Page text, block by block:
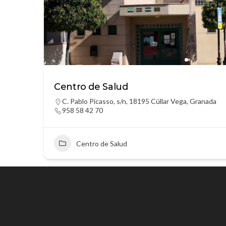
Centro de Salud
C. Pablo Picasso, s/n, 18195 Cúllar Vega, Granada
958 58 42 70
Centro de Salud